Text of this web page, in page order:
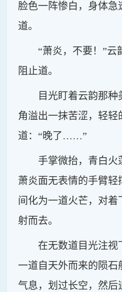
脸色一阵惨白，身体急
道。
“萧炎，不要！”云
阻止道。
目光盯着云韵那
角溢出一抹苦涩，轻轻
道：“晚了……”
手掌微抬，青白火
萧炎面无表情的手臂轻
间化为一道火芒，对着
射而去。
在无数道目光注视
一道自天外而来的陨石
气息，划过长空，然后